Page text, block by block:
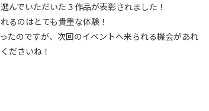
んでいただいた３作品が表彰されました！
るのはとても貴重な体験！
たのですが、次回のイベントへ来られる機会があれ
ださいね！